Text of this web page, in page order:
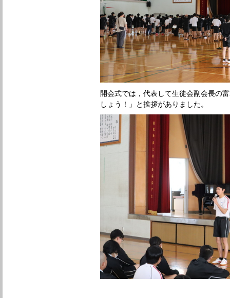
開会式では，代表して生徒会副会長の
しょう！」と挨拶がありました。